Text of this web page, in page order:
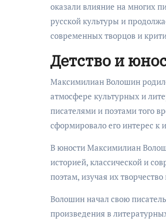
оказали влияние на многих
русской культуры и
современных творцов и
Детство и
Максимилиан Волошин
атмосфере культурных и
писателями и поэтами того
сформировало его интерес к
В юности Максимилиан
историей, классической и
поэтам, изучая их
Волошин начал свою
произведения в